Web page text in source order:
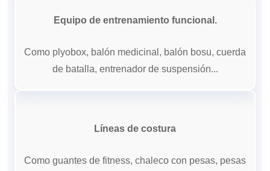
Equipo de entrenamiento funcional.
Como plyobox, balón medicinal, balón bosu, cuerda
de batalla, entrenador de suspensión...
Líneas de costura
Como guantes de fitness, chaleco con pesas, pesas